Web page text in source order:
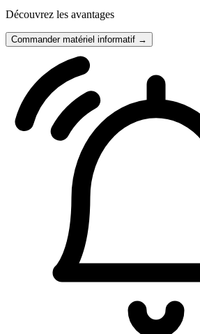
Découvrez les avantages
Commander matériel informatif →